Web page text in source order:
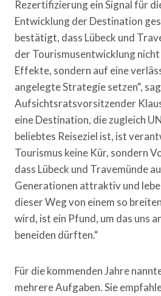
Rezertifizierung ein Signal für
Entwicklung der Destination
bestätigt, dass Lübeck und
der Tourismusentwicklung
Effekte, sondern auf eine
angelegte Strategie setzen“,
Aufsichtsratsvorsitzender
eine Destination, die zugleich
beliebtes Reiseziel ist, ist
Tourismus keine Kür, sondern
dass Lübeck und Travemünde
Generationen attraktiv und
dieser Weg von einem so
wird, ist ein Pfund, um das uns
beneiden dürften.“
Für die kommenden Jahre
mehrere Aufgaben. Sie